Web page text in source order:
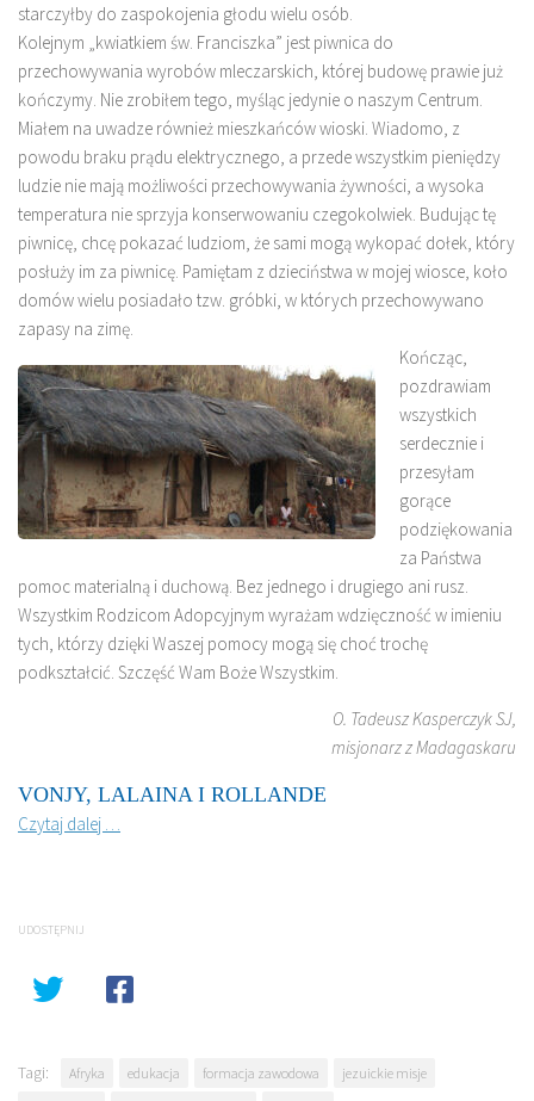
starczyłby do zaspokojenia głodu wielu osób.
Kolejnym „kwiatkiem św. Franciszka” jest piwnica do
przechowywania wyrobów mleczarskich, której budowę prawie już
kończymy. Nie zrobiłem tego, myśląc jedynie o naszym Centrum.
Miałem na uwadze również mieszkańców wioski. Wiadomo, z
powodu braku prądu elektrycznego, a przede wszystkim pieniędzy
ludzie nie mają możliwości przechowywania żywności, a wysoka
temperatura nie sprzyja konserwowaniu czegokolwiek. Budując tę
piwnicę, chcę pokazać ludziom, że sami mogą wykopać dołek, który
posłuży im za piwnicę. Pamiętam z dzieciństwa w mojej wiosce, koło
domów wielu posiadało tzw. gróbki, w których przechowywano
zapasy na zimę.
Kończąc,
pozdrawiam
wszystkich
serdecznie i
przesyłam
gorące
podziękowania
za Państwa
pomoc materialną i duchową. Bez jednego i drugiego ani rusz.
Wszystkim Rodzicom Adopcyjnym wyrażam wdzięczność w imieniu
tych, którzy dzięki Waszej pomocy mogą się choć trochę
podkształcić. Szczęść Wam Boże Wszystkim.
O. Tadeusz Kasperczyk SJ,
misjonarz z Madagaskaru
VONJY, LALAINA I ROLLANDE
Czytaj dalej …
UDOSTĘPNIJ
Tagi: Afryka edukacja formacja zawodowa
jezuickie misje